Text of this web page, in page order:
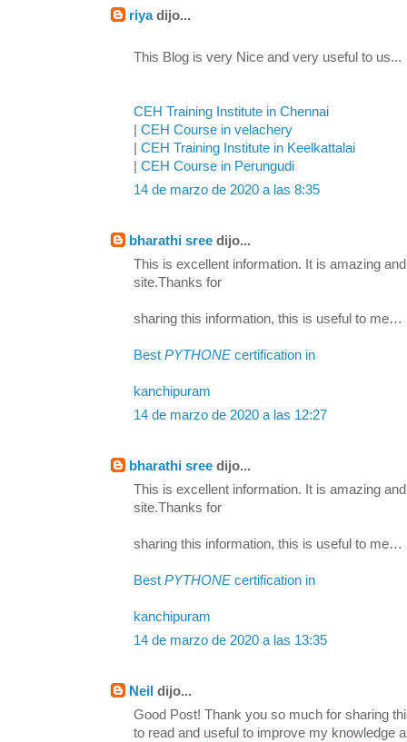
riyadijo...
This Blog is very Nice and very useful to us...
CEH Training Institute in Chennai
CEH Course in velachery
CEH Training Institute in Keelkattalai
CEH Course in Perungudi
14 de marzo de 2020 a las 8:35
bharathi sree dijo...
This is excellent information. It is amazing
site.Thanks for
sharing this information, this is useful to me…
Best PYTHONE certification in
kanchipuram
14 de marzo de 2020 a las 12:27
bharathi sree dijo...
This is excellent information. It is amazing
site.Thanks for
sharing this information, this is useful to me…
Best PYTHONE certification in
kanchipuram
14 de marzo de 2020 a las 13:35
Neil dijo...
Good Post! Thank you so much for sharing
to read and useful to improve my knowledge